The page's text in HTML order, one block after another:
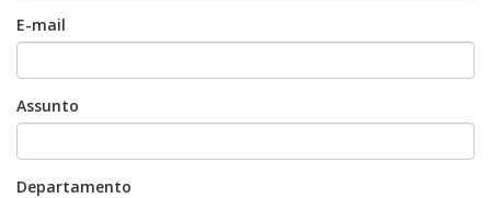
E-mail
Assunto
Departamento